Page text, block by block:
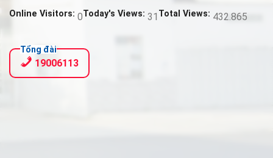
Online Visitors: 0Today's Views: 31 Total Views: 432.865
Tổng đài
19006113